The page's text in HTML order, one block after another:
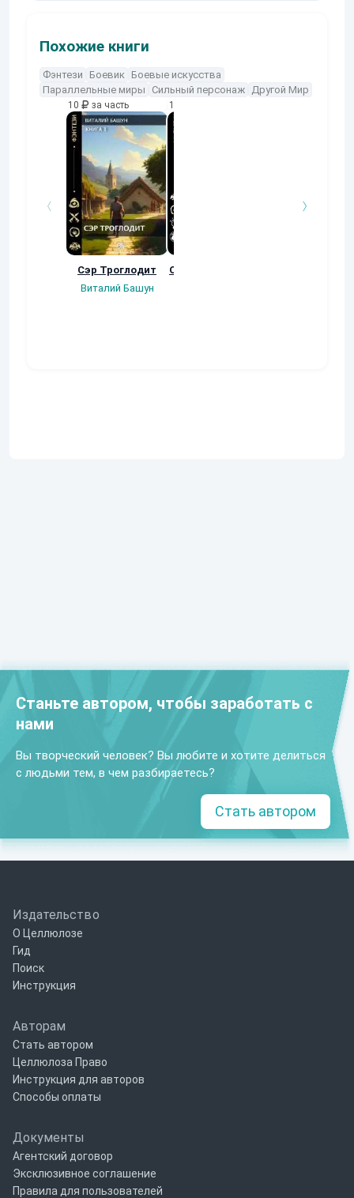
Похожие книги
Фэнтези Боевик Боевые искусства
Параллельные миры
Сильный персонаж Другой Мир
10 за часть
Сэр Троглодит
Виталий Башун
10
Осколки прошлого
Станьте автором, чтобы заработать с
нами
Вы творческий человек? Вы любите и хотите делиться
с людьми тем, в чем разбираетесь?
Стать автором
Издательство
О Целлюлозе
Гид
Поиск
Инструкция
Авторам
Стать автором
Целлюлоза Право
Инструкция для авторов
Способы оплаты
Документы
Агентский договор
Эксклюзивное соглашение
Правила для пользователей